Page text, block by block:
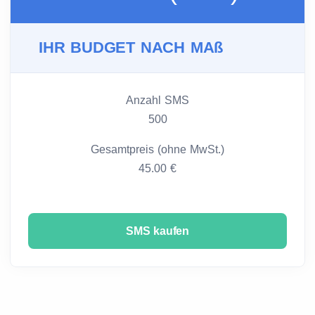
IHR BUDGET NACH MAß
Anzahl SMS
500
Gesamtpreis (ohne MwSt.)
45.00 €
SMS kaufen